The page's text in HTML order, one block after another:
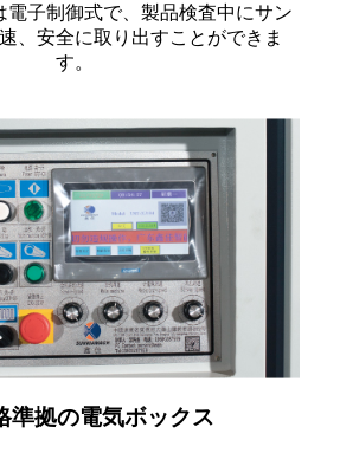
電子制御式で、製品検査中にサン
、安全に取り出すことができま
す。
準拠の電気ボックス